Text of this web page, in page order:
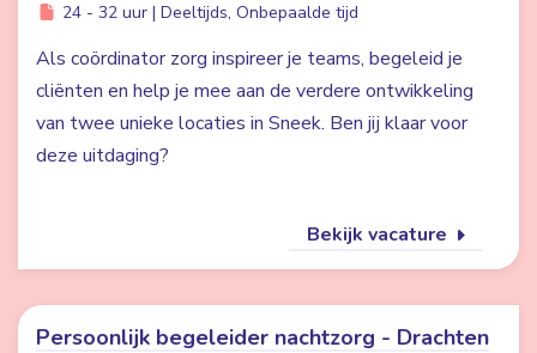
24 - 32 uur | Deeltijds, Onbepaalde tijd
Als coördinator zorg inspireer je teams, begeleid je
cliënten en help je mee aan de verdere ontwikkeling
van twee unieke locaties in Sneek. Ben jij klaar voor
deze uitdaging?
Bekijk vacature
Persoonlijk begeleider nachtzorg - Drachten